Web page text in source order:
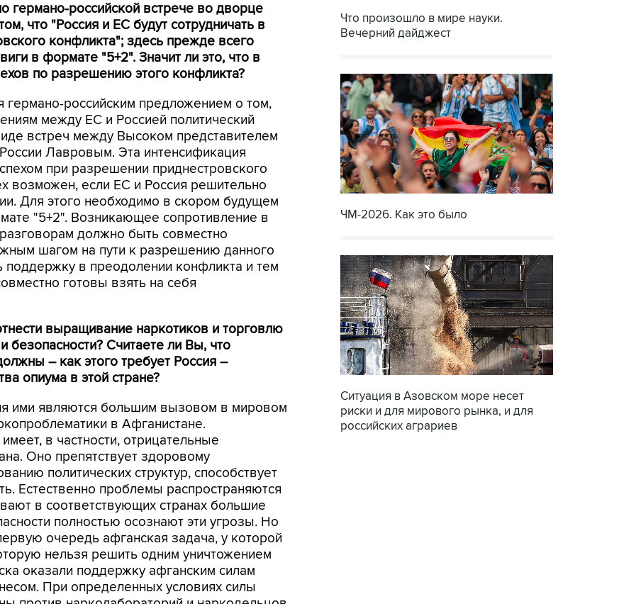
германо-российской встрече во дворце
что "Россия и ЕС будут сотрудничать в
конфликта"; здесь прежде всего
в формате "5+2". Значит ли это, что в
по разрешению этого конфликта?
российским предложением о том,
между ЕС и Россией политический
встреч между Высоком представителем
Лавровым. Эта интенсификация
при разрешении приднестровского
возможен, если ЕС и Россия решительно
Для этого необходимо в скором будущем
"5+2". Возникающее сопротивление в
должно быть совместно
шагом на пути к разрешению данного
поддержку в преодолении конфликта и тем
готовы взять на себя
выращивание наркотиков и торговлю
Считаете ли Вы, что
– как этого требует Россия –
опиума в этой стране?
ими являются большим вызовом в мировом
в Афганистане.
в частности, отрицательные
Оно препятствует здоровому
политических структур, способствует
Естественно проблемы распространяются
в соответствующих странах большие
полностью осознают эти угрозы. Но
очередь афганская задача, у которой
нельзя решить одним уничтожением
оказали поддержку афганским силам
При определенных условиях силы
Что произошло в мире науки.
Вечерний дайджест
ЧМ-2026. Как это было
Ситуация в Азовском море несет
риски и для мирового рынка, и для
российских аграриев